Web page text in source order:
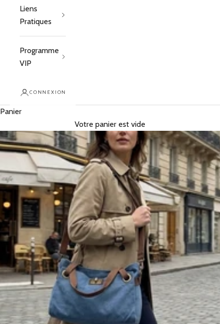
Liens
Pratiques
Programme
VIP
CONNEXION
Panier
Votre panier est vide